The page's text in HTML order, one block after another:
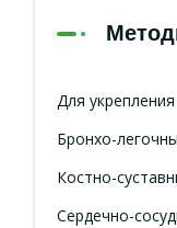
Для
Бронхо-
Костно-
Сердечно-